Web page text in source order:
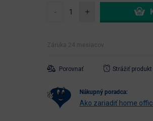
- +
Záruka 24 mesiacov
Porovnať Strážiť produkt
nákupný poradca:
Ako zariadiť home